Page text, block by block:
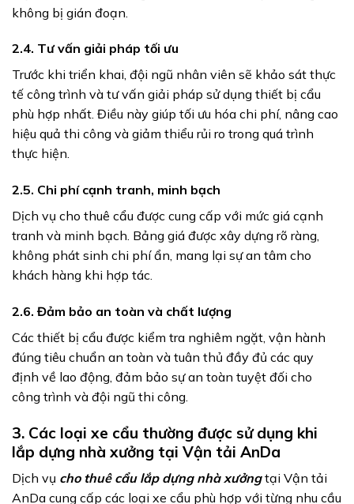
không bị gián đoạn.
2.4. Tư vấn giải pháp tối ưu
Trước khi triển khai, đội ngũ nhân viên sẽ khảo sát thực
tế công trình và tư vấn giải pháp sử dụng thiết bị cẩu
phù hợp nhất. Điều này giúp tối ưu hóa chi phí, nâng cao
hiệu quả thi công và giảm thiểu rủi ro trong quá trình
thực hiện.
2.5. Chi phí cạnh tranh, minh bạch
Dịch vụ cho thuê cẩu được cung cấp với mức giá cạnh
tranh và minh bạch. Bảng giá được xây dựng rõ ràng,
không phát sinh chi phí ẩn, mang lại sự an tâm cho
khách hàng khi hợp tác.
2.6. Đảm bảo an toàn và chất lượng
Các thiết bị cẩu được kiểm tra nghiêm ngặt, vận hành
đúng tiêu chuẩn an toàn và tuân thủ đầy đủ các quy
định về lao động, đảm bảo sự an toàn tuyệt đối cho
công trình và đội ngũ thi công.
3. Các loại xe cẩu thường được sử dụng khi
lắp dựng nhà xưởng tại Vận tải AnDa
Dịch vụ cho thuê cẩu lắp dựng nhà xưởngtại Vận tải
AnDa cung cấp các loại xe cẩu phù hợp với từng nhu cầu